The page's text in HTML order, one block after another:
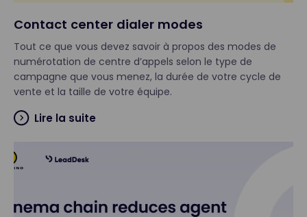
Contact center dialer modes
Tout ce que vous devez savoir à propos des modes de
numérotation de centre d’appels selon le type de
campagne que vous menez, la durée de votre cycle de
vente et la taille de votre équipe.
Lire la suite